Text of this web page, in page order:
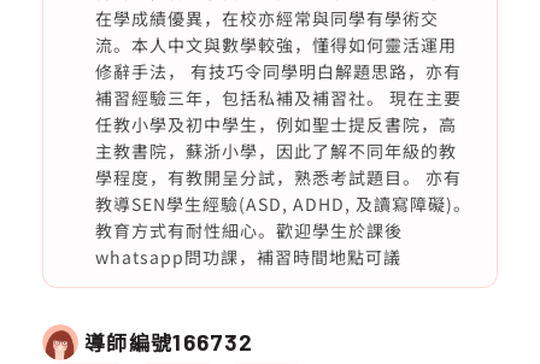
在學成績優異，在校亦經常與同學有學術交
流。本人中文與數學較強，懂得如何靈活運用
修辭手法， 有技巧令同學明白解題思路，亦有
補習經驗三年，包括私補及補習社。 現在主要
任教小學及初中學生，例如聖士提反書院，高
主教書院，蘇浙小學，因此了解不同年級的教
學程度，有教開呈分試，熟悉考試題目。 亦有
教導SEN學生經驗(ASD, ADHD, 及讀寫障礙)。
教育方式有耐性細心。歡迎學生於課後
whatsapp問功課，補習時間地點可議
導師編號166732